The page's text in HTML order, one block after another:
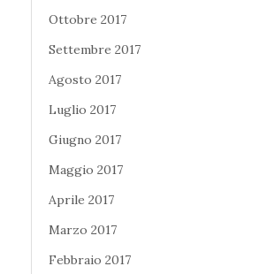
Ottobre 2017
Settembre 2017
Agosto 2017
Luglio 2017
Giugno 2017
Maggio 2017
Aprile 2017
Marzo 2017
Febbraio 2017